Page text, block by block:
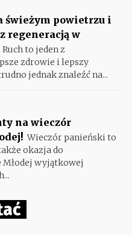
świeżym powietrzu i
regeneracją w
Ruch to jeden z
zdrowie i lepszy
jednak znaleźć na...
na wieczór
Wieczór panieński to
okazja do
Młodej wyjątkowej